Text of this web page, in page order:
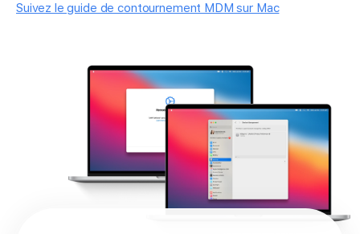
Suivez le guide de contournement MDM sur Mac